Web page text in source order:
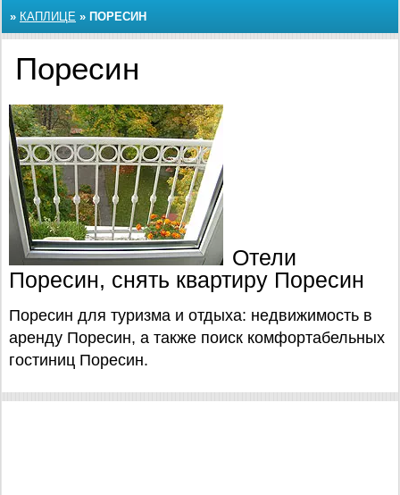
» КАПЛИЦЕ » ПОРЕСИН
Поресин
Отели
Поресин, снять квартиру Поресин
Поресин для туризма и отдыха: недвижимость в
аренду Поресин, а также поиск комфортабельных
гостиниц Поресин.